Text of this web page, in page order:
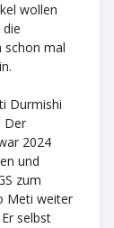
wollen
schon mal
Durmishi
Der
2024
und
zum
Meti weiter
selbst